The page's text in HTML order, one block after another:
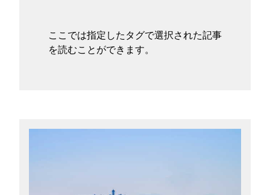
お問い合わせ
ここでは指定したタグで選択された記事
を読むことができます。